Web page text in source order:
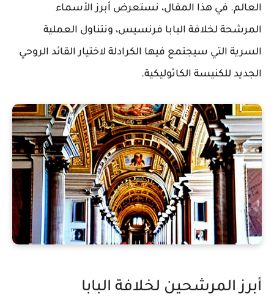
العالم. في هذا المقال، نستعرض أبرز الأسماء
المرشحة لخلافة البابا فرنسيس، ونتناول العملية
السرية التي سيجتمع فيها الكرادلة لاختيار القائد الروحي
الجديد للكنيسة الكاثوليكية.
أبرز المرشحين لخلافة البابا